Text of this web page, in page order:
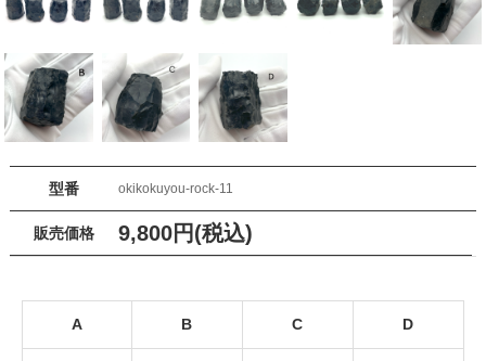
型番 okikokuyou-rock-11
販売価格 9,800円(税込)
A B C D